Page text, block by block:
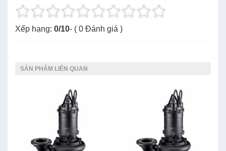
Xếp hạng: 0/10- ( 0 Đánh giá )
SẢN PHẨM LIÊN QUAN